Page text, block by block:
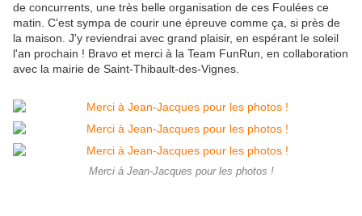
de concurrents, une très belle organisation de ces Foulées ce
matin. C'est sympa de courir une épreuve comme ça, si près de
la maison. J'y reviendrai avec grand plaisir, en espérant le soleil
l'an prochain ! Bravo et merci à la Team FunRun, en collaboration
avec la mairie de Saint-Thibault-des-Vignes.
Merci à Jean-Jacques pour les photos !